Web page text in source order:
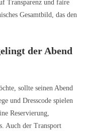
Transparenz und faire
Gesamtbild, das den
der Abend
sollte seinen Abend
und Dresscode spielen
Reservierung,
Auch der Transport